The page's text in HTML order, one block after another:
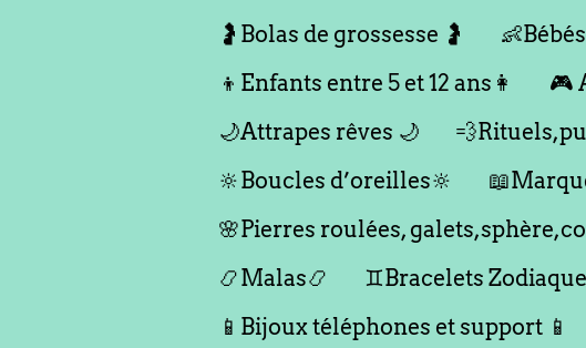
🤰Bolas de grossesse 🤰
👦Enfants entre 5 et 12 ans👩
🎮
🌙Attrapes rêves 🌙
🔆Boucles d’oreilles🔆
🌸Pierres roulées,
📿Malas📿
♊️Bracelets
📱Bijoux téléphones et support 📱